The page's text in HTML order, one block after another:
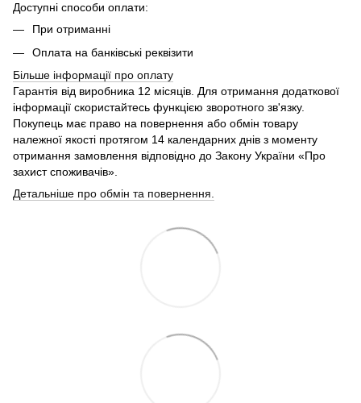
Доступні способи оплати:
При отриманні
Оплата на банківські реквізити
Більше інформації про оплату
Гарантія від виробника 12 місяців. Для отримання додаткової
інформації скористайтесь функцією зворотного зв'язку.
Покупець має право на повернення або обмін товару
належної якості протягом 14 календарних днів з моменту
отримання замовлення відповідно до Закону України «Про
захист споживачів».
Детальніше про обмін та повернення.